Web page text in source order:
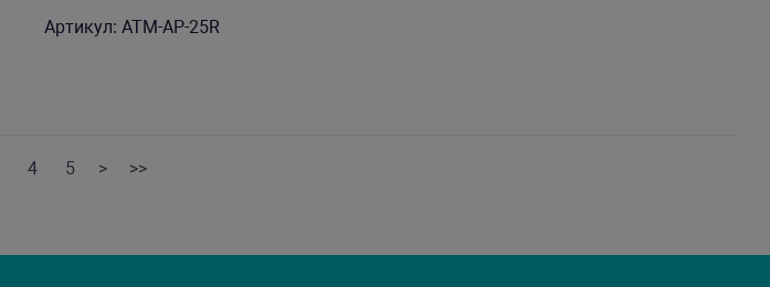
Артикул: ATM-AP-25R
4 5 > >>